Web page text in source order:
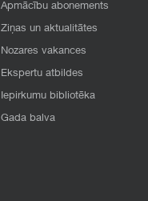
Apmācību abonements
Ziņas un aktualitātes
Nozares vakances
Ekspertu atbildes
Iepirkumu bibliotēka
Gada balva